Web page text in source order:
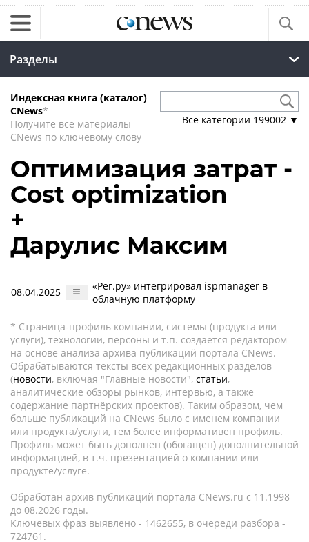
Разделы
Индексная книга (каталог)
CNews*
Получите все материалы
CNews по ключевому слову
Все категории 199002 ▼
Оптимизация затрат -
Cost optimization
+
Дарулис Максим
08.04.2025
«Рег.ру» интегрировал ispmanager в
облачную платформу
* Страница-профиль компании, системы (продукта или
услуги), технологии, персоны и т.п. создается редактором
на основе анализа архива публикаций портала CNews.
Обрабатываются тексты всех редакционных разделов
(новости, включая "Главные новости", статьи,
аналитические обзоры рынков, интервью, а также
содержание партнёрских проектов). Таким образом, чем
больше публикаций на CNews было с именем компании
или продукта/услуги, тем более информативен профиль.
Профиль может быть дополнен (обогащен) дополнительной
информацией, в т.ч. презентацией о компании или
продукте/услуге.
Обработан архив публикаций портала CNews.ru c 11.1998
до 08.2026 годы.
Ключевых фраз выявлено - 1462655, в очереди разбора -
724761.